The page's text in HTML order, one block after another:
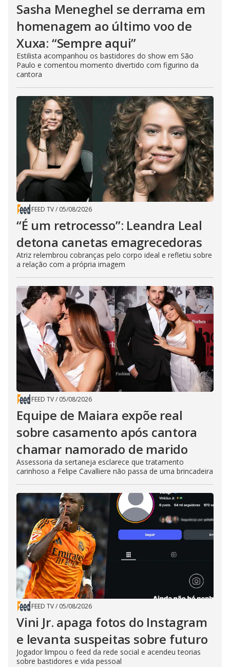
Sasha Meneghel se derrama em
homenagem ao último voo de
Xuxa: “Sempre aqui”
Estilista acompanhou os bastidores do show em São
Paulo e comentou momento divertido com figurino da
cantora
FEED TV/ 05/08/2026
“É um retrocesso”: Leandra Leal
detona canetas emagrecedoras
Atriz relembrou cobranças pelo corpo ideal e refletiu sobre
a relação com a própria imagem
FEED TV/ 05/08/2026
Equipe de Maiara expõe real
sobre casamento após cantora
chamar namorado de marido
Assessoria da sertaneja esclarece que tratamento
carinhoso a Felipe Cavalliere não passa de uma brincadeira
FEED TV/ 05/08/2026
Vini Jr. apaga fotos do Instagram
e levanta suspeitas sobre futuro
Jogador limpou o feed da rede social e acendeu teorias
sobre bastidores e vida pessoal